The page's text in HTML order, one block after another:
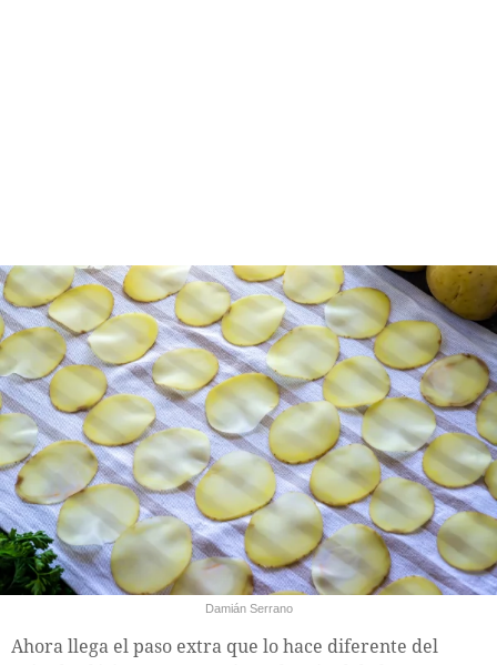
Damián Serrano
Ahora llega el paso extra que lo hace diferente del